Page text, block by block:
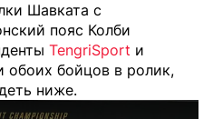
Шавката с
пояс Колби
TengriSport и
обоих бойцов в ролик,
ниже.